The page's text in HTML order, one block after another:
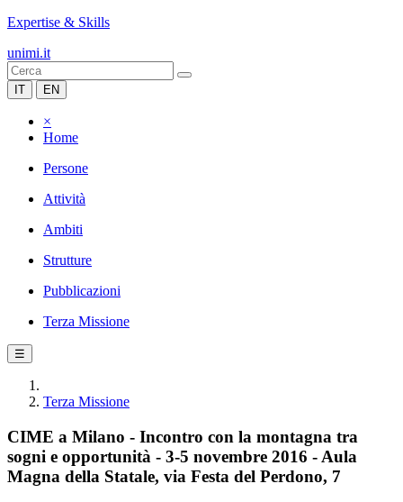
Expertise & Skills
unimi.it
IT EN
×
Home
Persone
Attività
Ambiti
Strutture
Pubblicazioni
Terza Missione
☰
Terza Missione
CIME a Milano - Incontro con la montagna tra
sogni e opportunità - 3-5 novembre 2016 - Aula
Magna della Statale, via Festa del Perdono, 7